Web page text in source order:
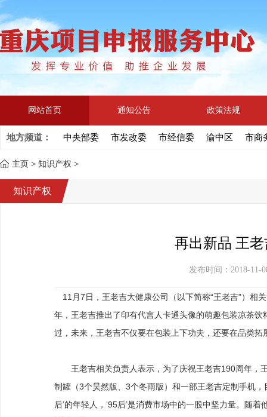
网站首页 通知公告 政策法规
地方频道： 中央部委 市发改委 市经信委 渝中区 市商
主页 > 知识产权 >
知识产权
再出新品 王
发布时间：2018-11-
11月7日，王老吉大健康公司（以下简称“王老吉”）相
年，王老吉推出了印有代言人卡通头像的萌趣包装凉茶
过，未来，王老吉不仅要在包装上下功夫，还要在品类拓
王老吉相关负责人表示，为了庆祝王老吉190周年，
制罐（3个昊然版、3个冬雨版）和一部王老吉定制手机
后’的年轻人，‘95后’是消费市场中的一股中坚力量。随